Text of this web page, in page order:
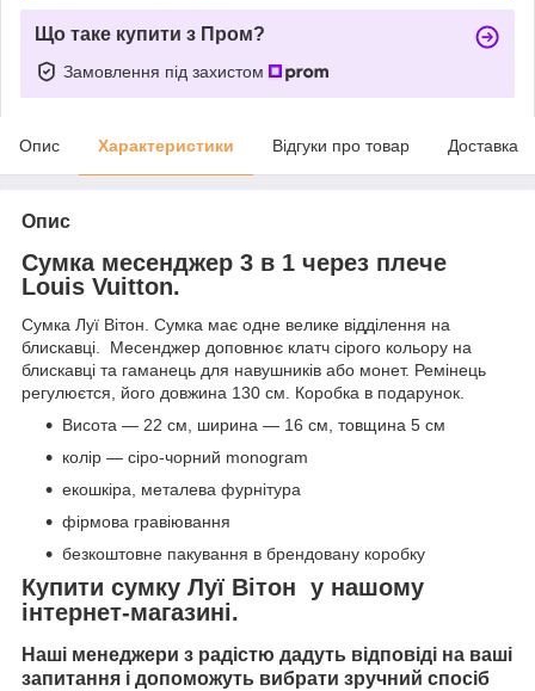
Що таке купити з Пром?
Замовлення під захистом
Опис Характеристики Відгуки про товар Доставка
Опис
Сумка месенджер 3 в 1 через плече
Louis Vuitton.
Сумка Луї Вітон. Сумка має одне велике відділення на
блискавці. Месенджер доповнює клатч сірого кольору на
блискавці та гаманець для навушників або монет. Ремінець
регулюєтся, його довжина 130 см. Коробка в подарунок.
Висота — 22 см, ширина — 16 см, товщина 5 см
колір — сіро-чорний monogram
екошкіра, металева фурнітура
фірмова гравіювання
безкоштовне пакування в брендовану коробку
Купити сумку Луї Вітон у нашому
інтернет-магазині.
Наші менеджери з радістю дадуть відповіді на ваші
запитання і допоможуть вибрати зручний спосіб